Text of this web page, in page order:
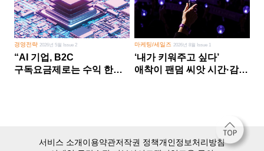
경영전략 2026년 5월 Issue 2
“AI 기업, B2C
구독요금제로는 수익 한계
마케팅/세일즈 2026년 8월 Issue 1
‘내가 키워주고 싶다’
애착이 팬덤 씨앗 시간·감정
서비스 소개이용약관저작권 정책개인정보처리방침